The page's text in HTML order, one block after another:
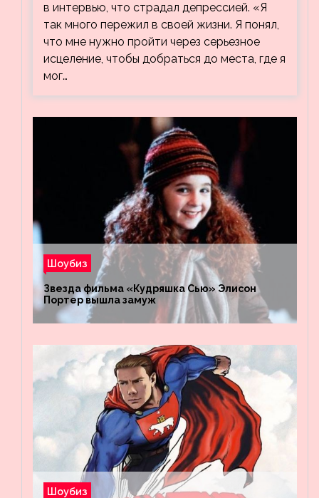
в интервью, что страдал депрессией. «Я
так много пережил в своей жизни. Я понял,
что мне нужно пройти через серьезное
исцеление, чтобы добраться до места, где я
мог…
Шоубиз
Звезда фильма «Кудряшка Сью» Элисон
Портер вышла замуж
Шоубиз